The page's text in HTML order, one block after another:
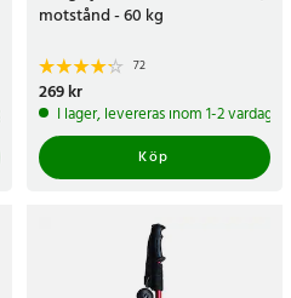
motstånd - 60 kg
72
Pris:269 kr
269 kr
I lager, levereras inom 1-2 vardagar
Köp